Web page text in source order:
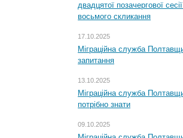
двадцятої позачергової
восьмого скликання
17.10.2025
Міграційна служба
запитання
13.10.2025
Міграційна служба
потрібно знати
09.10.2025